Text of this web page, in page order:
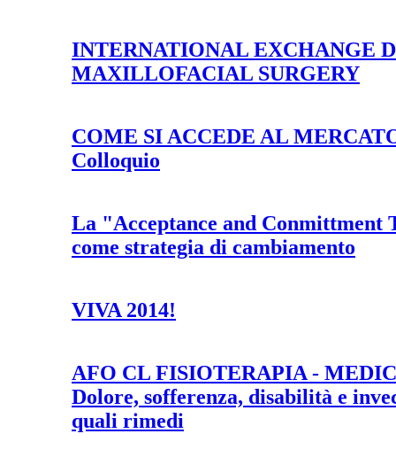
INTERNATIONAL EXCHANGE
MAXILLOFACIAL SURGERY
COME SI ACCEDE AL
Colloquio
La "Acceptance and Conmittment
come strategia di cambiamento
VIVA 2014!
AFO CL FISIOTERAPIA -
Dolore, sofferenza, disabilità e
quali rimedi